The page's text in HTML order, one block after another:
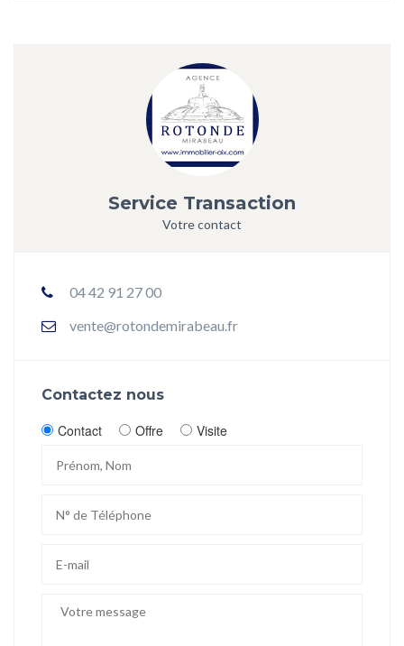
Service Transaction
Votre contact
04 42 91 27 00
vente@rotondemirabeau.fr
Contactez nous
Contact Offre Visite